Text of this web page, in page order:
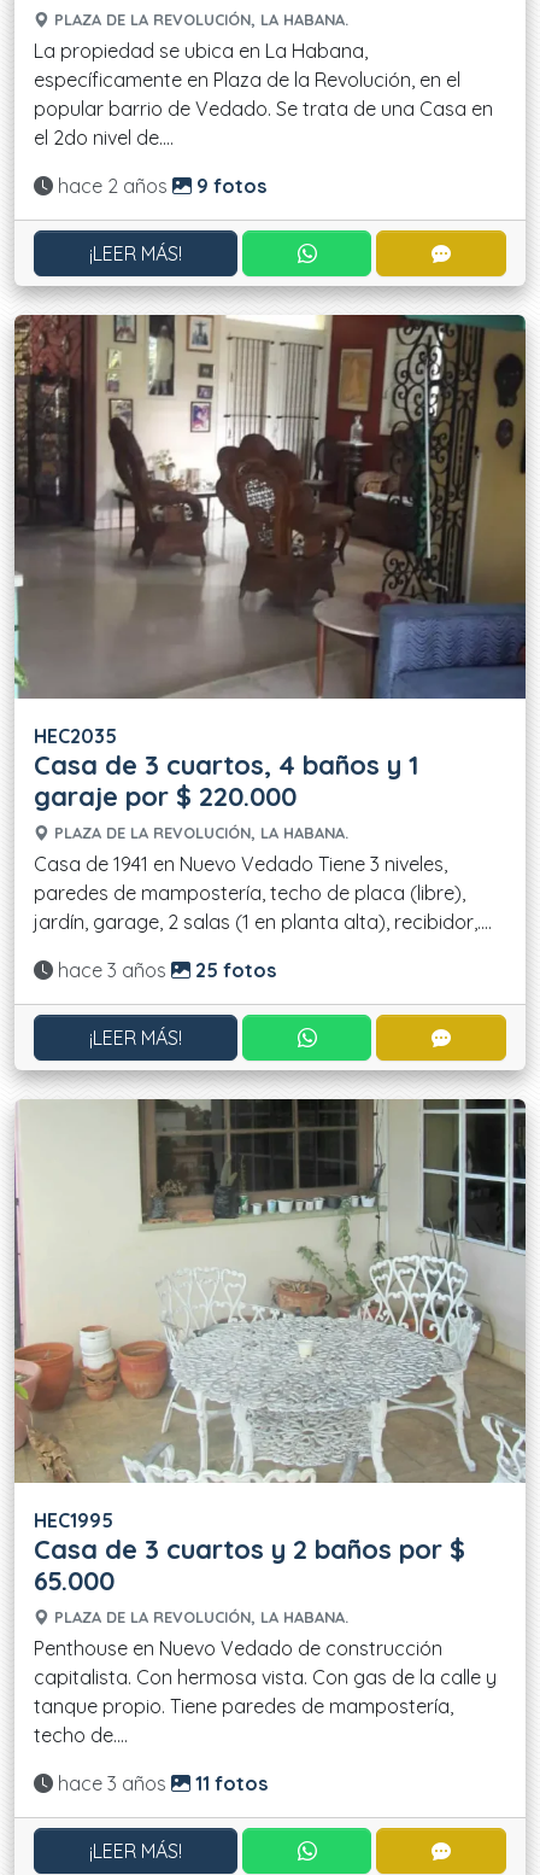
PLAZA DE LA REVOLUCIÓN, LA HABANA.
La propiedad se ubica en La Habana,
específicamente en Plaza de la Revolución, en el
popular barrio de Vedado. Se trata de una Casa en
el 2do nivel de....
Actualizado:
hace 2 años 9 fotos
¡LEER MÁS! CONTACTAR POR
HEC2035
Casa de 3 cuartos, 4 baños y 1
garaje por $ 220.000
PLAZA DE LA REVOLUCIÓN, LA HABANA.
Casa de 1941 en Nuevo Vedado Tiene 3 niveles,
paredes de mampostería, techo de placa (libre),
jardín, garage, 2 salas (1 en planta alta), recibidor,....
Actualizado:
hace 3 años 25 fotos
¡LEER MÁS! CONTACTAR POR
HEC1995
Casa de 3 cuartos y 2 baños por $
65.000
PLAZA DE LA REVOLUCIÓN, LA HABANA.
Penthouse en Nuevo Vedado de construcción
capitalista. Con hermosa vista. Con gas de la calle y
tanque propio. Tiene paredes de mampostería,
techo de....
Actualizado:
hace 3 años 11 fotos
¡LEER MÁS! CONTACTAR POR